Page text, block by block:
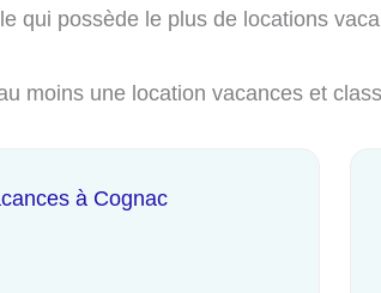
qui possède le plus de locations
moins une location vacances et
à Cognac